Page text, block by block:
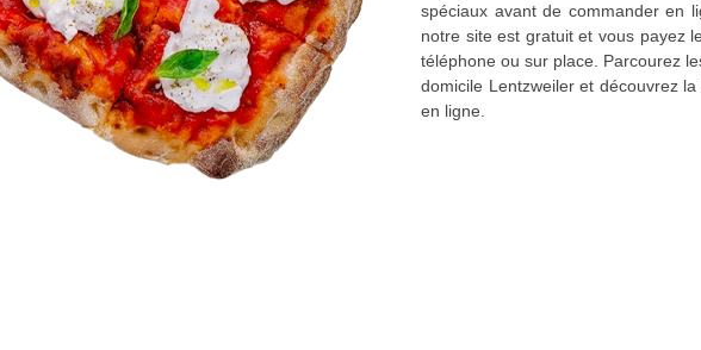
spéciaux avant de commander en
notre site est gratuit et vous payez
téléphone ou sur place. Parcourez
domicile Lentzweiler et découvrez
en ligne.